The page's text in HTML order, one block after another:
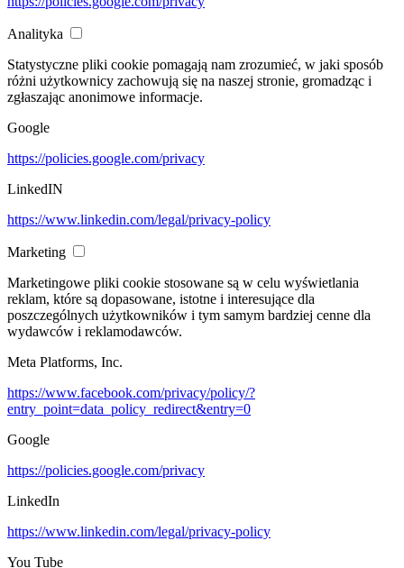
Analityka
Statystyczne pliki cookie pomagają nam zrozumieć, w jaki sposób
różni użytkownicy zachowują się na naszej stronie, gromadząc i
zgłaszając anonimowe informacje.
Google
https://policies.google.com/privacy
LinkedIN
https://www.linkedin.com/legal/privacy-policy
Marketing
Marketingowe pliki cookie stosowane są w celu wyświetlania
reklam, które są dopasowane, istotne i interesujące dla
poszczególnych użytkowników i tym samym bardziej cenne dla
wydawców i reklamodawców.
Meta Platforms, Inc.
https://www.facebook.com/privacy/policy/?
entry_point=data_policy_redirect&entry=0
Google
https://policies.google.com/privacy
LinkedIn
https://www.linkedin.com/legal/privacy-policy
You Tube